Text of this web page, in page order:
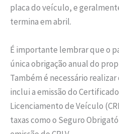
placa do veículo, e
termina em abril.
É importante lembrar que o
única obrigação anual do
Também é necessário
inclui a emissão do
Licenciamento de Veículo
taxas como o Seguro